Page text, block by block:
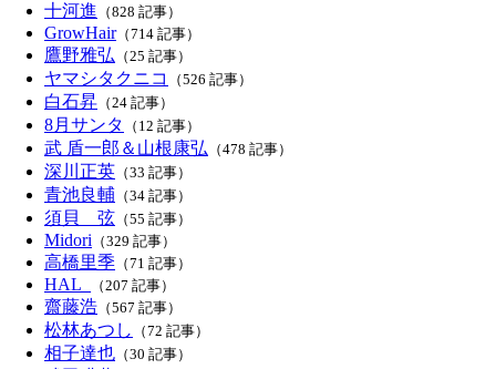
十河進 （828 記事）
GrowHair（714 記事）
鷹野雅弘 （25 記事）
ヤマシタクニコ （526 記事）
白石昇 （24 記事）
8月サンタ （12 記事）
武 盾一郎＆山根康弘 （478 記事）
深川正英 （33 記事）
青池良輔 （34 記事）
須貝 弦 （55 記事）
Midori （329 記事）
高橋里季 （71 記事）
HAL_ （207 記事）
齋藤浩 （567 記事）
松林あつし （72 記事）
相子達也 （30 記事）